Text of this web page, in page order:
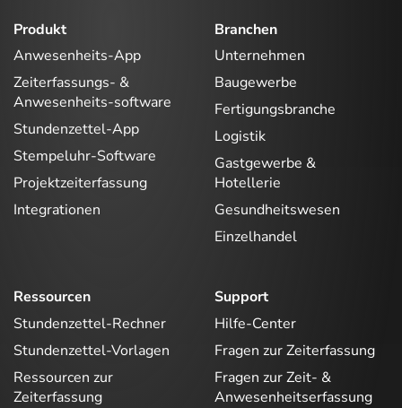
Produkt
Anwesenheits-App
Zeiterfassungs- &
Anwesenheits-software
Stundenzettel-App
Stempeluhr-Software
Projektzeiterfassung
Integrationen
Branchen
Unternehmen
Baugewerbe
Fertigungsbranche
Logistik
Gastgewerbe &
Hotellerie
Gesundheitswesen
Einzelhandel
Ressourcen
Stundenzettel-Rechner
Stundenzettel-Vorlagen
Ressourcen zur
Zeiterfassung
Support
Hilfe-Center
Fragen zur Zeiterfassung
Fragen zur Zeit- &
Anwesenheitserfassung